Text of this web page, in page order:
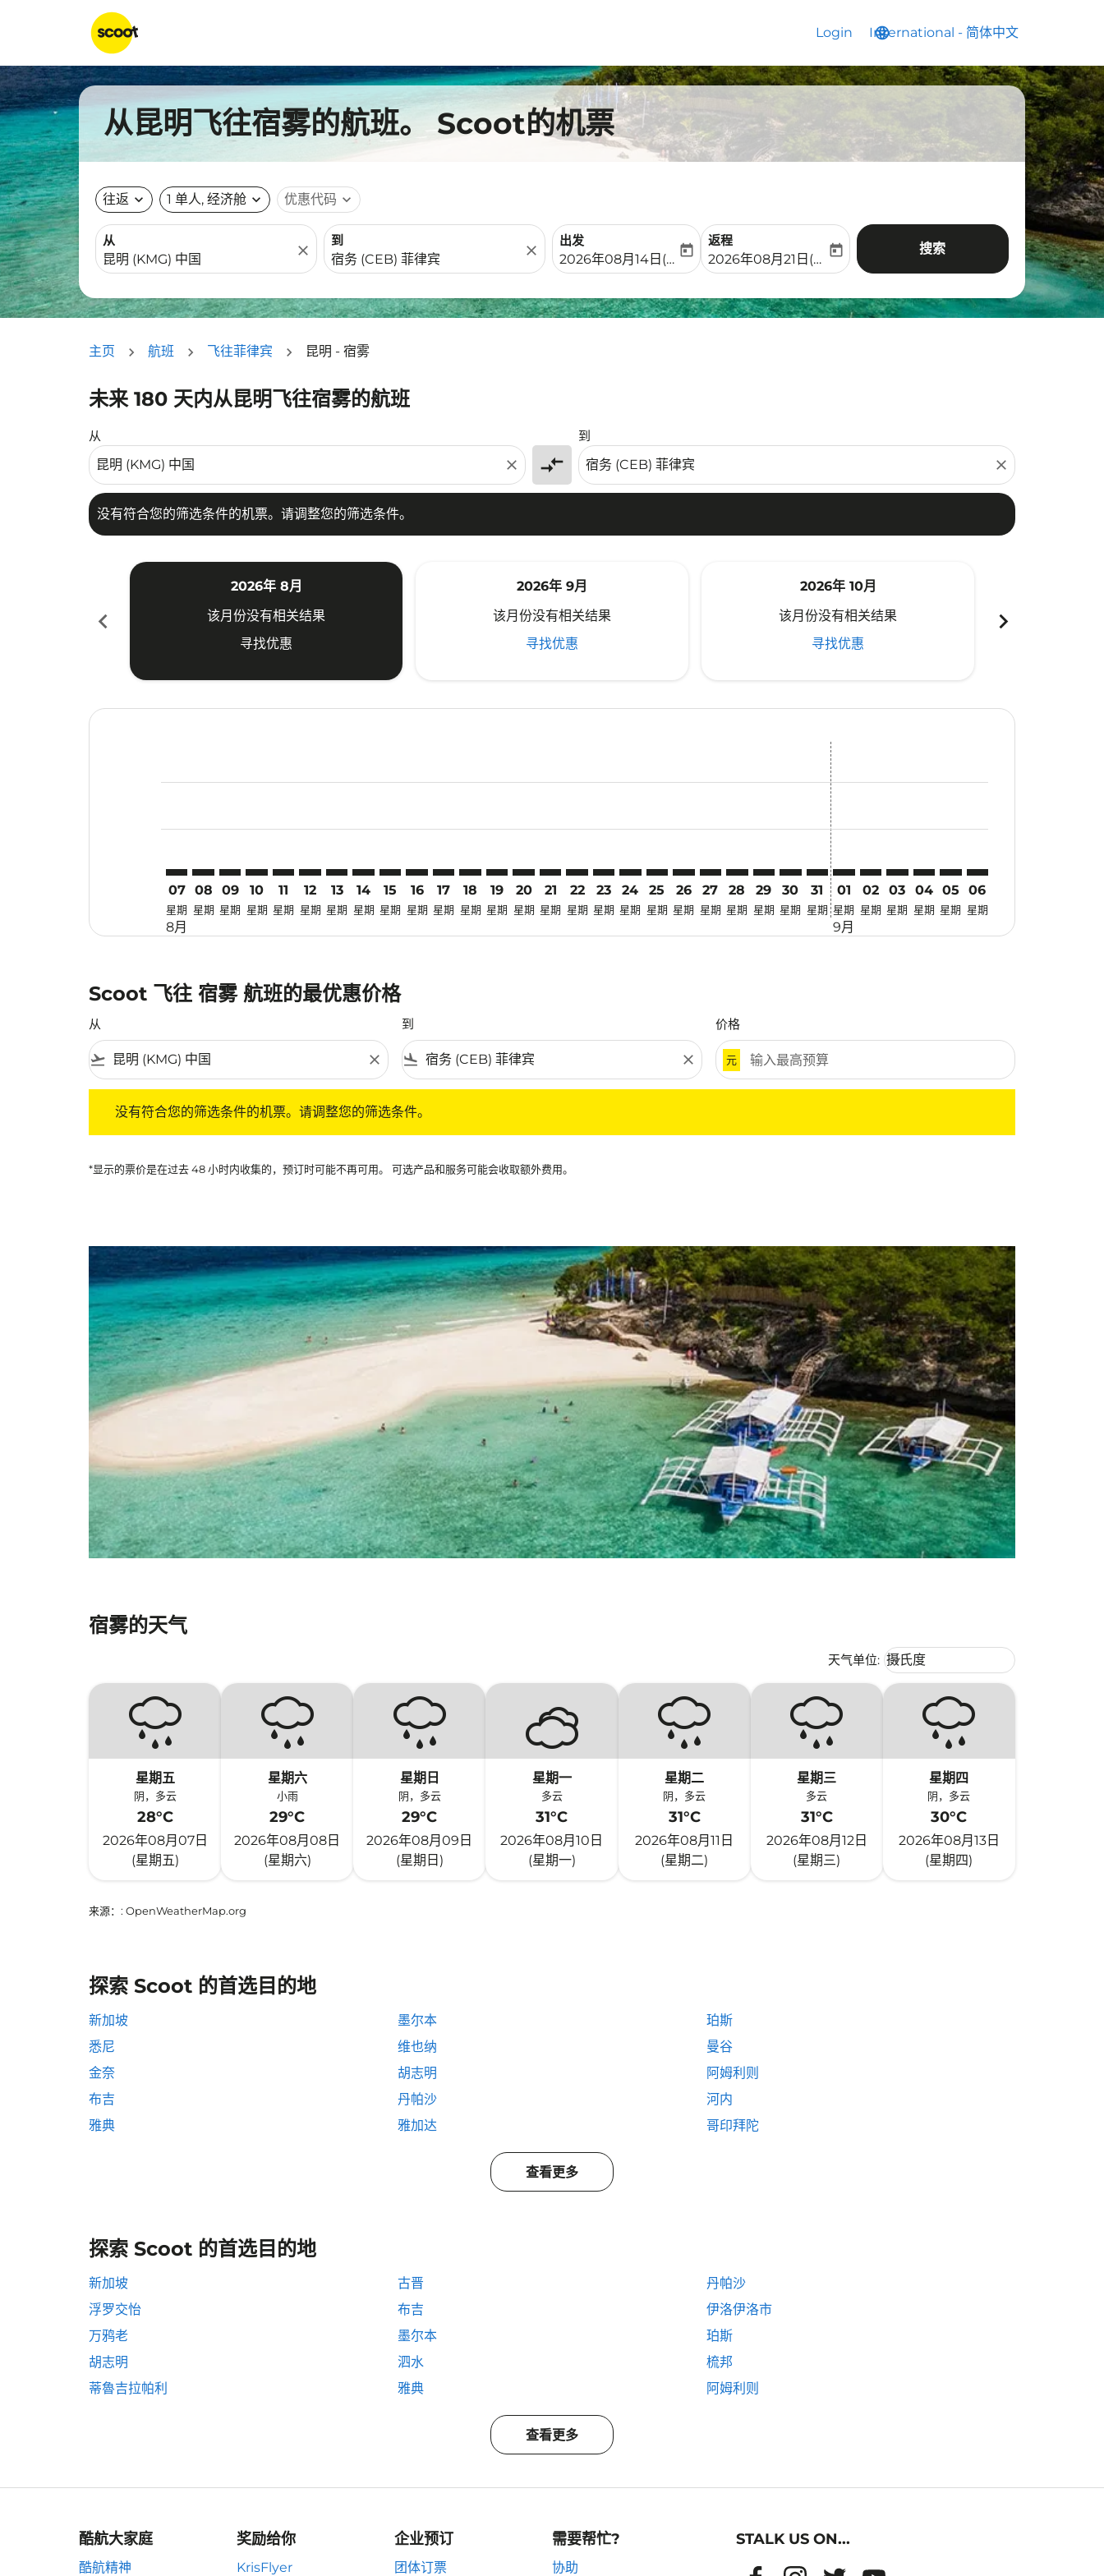
Login language
International - 简体中文
keyboard_arrow_down
从昆明飞往宿雾的航班。 Scoot的机票
往返 expand_more 1 单人, 经济舱 expand_more 优惠代码 expand_more
从
close
到
close
出发
fc-booking-departure-date-aria-label
2026年08月14日(周五)
today
返程
fc-booking-return-date-aria-label
2026年08月21日(周五)
today 搜索
主页 航班 飞往菲律宾 昆明 - 宿雾
未来 180 天内从昆明飞往宿雾的航班
从
close compare_arrows
到
close
没有符合您的筛选条件的机票。请调整您的筛选条件。
没有符合您的筛选条件的机票。请调整您的筛选条件。
chevron_left
2026年 8月
该月份没有相关结果
寻找优惠
2026年 9月
该月份没有相关结果
寻找优惠
2026年 10月
该月份没有相关结果
寻找优惠
chevron_right
07
星期
8月
08
星期
09
星期
10
星期
11
星期
12
星期
13
星期
14
星期
15
星期
16
星期
17
星期
18
星期
19
星期
20
星期
KMG–CEB: cmp-view-offers-disclaimer. 寻找优惠
21
星期
KMG–CEB: cmp-view-offers-disclaimer. 寻找优惠
22
星期
KMG–CEB: cmp-view-offers-disclaimer. 寻找优惠
23
星期
KMG–CEB: cmp-view-offers-disclaimer. 寻找优惠
24
星期
KMG–CEB: cmp-view-offers-disclaimer. 寻找优惠
25
星期
KMG–CEB: cmp-view-offers-disclaimer. 寻找优惠
26
星期
KMG–CEB: cmp-view-offers-disclaimer. 寻找优惠
27
星期
KMG–CEB: cmp-view-offers-disclaimer. 寻找优惠
28
星期
KMG–CEB: cmp-view-offers-disclaimer. 寻找优惠
29
星期
KMG–CEB: cmp-view-offers-disclaimer. 寻找优惠
30
星期
KMG–CEB: cmp-view-offers-disclaimer. 寻找优惠
31
星期
01
星期
9月
02
星期
03
星期
04
星期
05
星期
06
星期
Scoot 飞往 宿雾 航班的最优惠价格
从
flight_takeoff close
到
flight_land close
价格
元
没有符合您的筛选条件的机票。请调整您的筛选条件。
*显示的票价是在过去 48 小时内收集的，预订时可能不再可用。 可选产品和服务可能会收取额外费用。
宿雾的天气
天气单位: Weather unit option 摄氏度
摄氏度
keyboard_arrow_down
星期五
阴，多云
28°C
2026年08月07日
(星期五)
星期六
小雨
29°C
2026年08月08日
(星期六)
星期日
阴，多云
29°C
2026年08月09日
(星期日)
星期一
多云
31°C
2026年08月10日
(星期一)
星期二
阴，多云
31°C
2026年08月11日
(星期二)
星期三
多云
31°C
2026年08月12日
(星期三)
星期四
阴，多云
30°C
2026年08月13日
(星期四)
来源： : OpenWeatherMap.org
探索 Scoot 的首选目的地
新加坡 墨尔本
珀斯
悉尼
维也纳
曼谷
金奈
胡志明
阿姆利则
布吉
丹帕沙
河内
雅典
雅加达 哥印拜陀
查看更多
探索 Scoot 的首选目的地
新加坡 古晋
丹帕沙
浮罗交怡
布吉
伊洛伊洛市
万鸦老
墨尔本
珀斯
胡志明
泗水
梳邦
蒂魯吉拉帕利
雅典 阿姆利则
查看更多
酷航大家庭
酷航精神
奖励给你
KrisFlyer
企业预订
团体订票
需要帮忙?
协助
STALK US ON...